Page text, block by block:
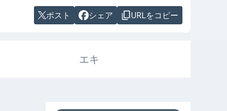
ポスト シェア URLをコピー
エキ